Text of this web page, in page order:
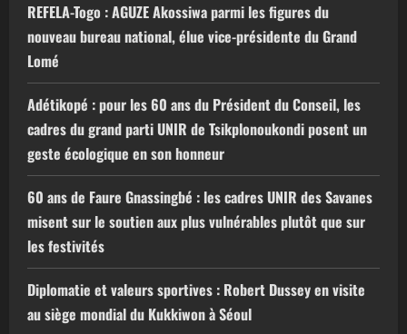
REFELA-Togo : AGUZE Akossiwa parmi les figures du
nouveau bureau national, élue vice-présidente du Grand
Lomé
Adétikopé : pour les 60 ans du Président du Conseil, les
cadres du grand parti UNIR de Tsikplonoukondi posent un
geste écologique en son honneur
60 ans de Faure Gnassingbé : les cadres UNIR des Savanes
misent sur le soutien aux plus vulnérables plutôt que sur
les festivités
Diplomatie et valeurs sportives : Robert Dussey en visite
au siège mondial du Kukkiwon à Séoul